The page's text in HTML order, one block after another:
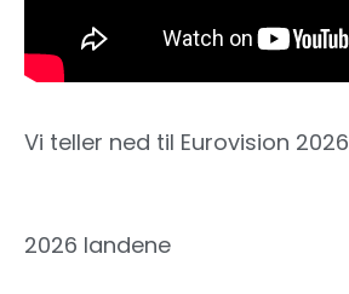
Vi teller ned til Eurovision 2026
2026 landene